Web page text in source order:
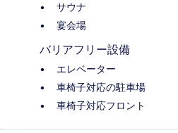
サウナ
宴会場
バリアフリー設備
エレベーター
車椅子対応の駐車場
車椅子対応フロント